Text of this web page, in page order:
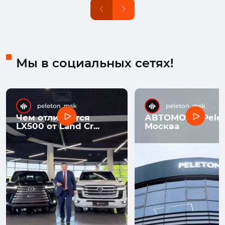
Мы в социальных сетях!
Чем отличается
LX500 от Land Cr...
АВТОМОЛЛ
Москва